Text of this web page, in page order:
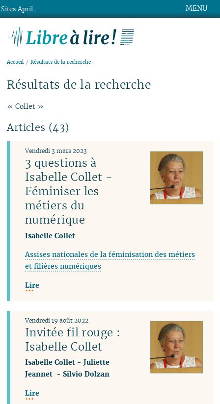
MENU
Accueil Résultats de la recherche
Résultats de la recherche
« Collet »
Articles (43)
3 questions à
Isabelle Collet -
Féminiser les
métiers du
numérique
Vendredi 3 mars 2023
Isabelle Collet
Assises nationales de la féminisation des métiers
et filières numériques
Lire
Invitée fil rouge :
Isabelle Collet
Vendredi 19 août 2022
Isabelle Collet -Juliette
Jeannet -Silvio Dolzan
Lire
Sites April ...